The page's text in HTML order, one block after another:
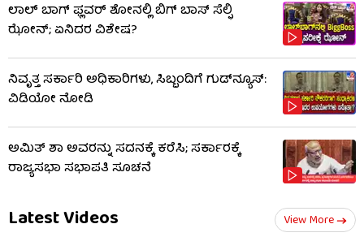
ಲಾಲ್ ಬಾಗ್ ಫ್ಲವರ್ ಶೋನಲ್ಲಿ ಬಿಗ್ ಬಾಸ್ ಸೆಲ್ಫಿ
ಝೋನ್; ಏನಿದರ ವಿಶೇಷ?
ನಿವೃತ್ತ ಸರ್ಕಾರಿ ಅಧಿಕಾರಿಗಳು, ಸಿಬ್ಬಂದಿಗೆ ಗುಡ್​ನ್ಯೂಸ್:
ವಿಡಿಯೋ ನೋಡಿ
ಅಮಿತ್ ಶಾ ಅವರನ್ನು ಸದನಕ್ಕೆ ಕರೆಸಿ; ಸರ್ಕಾರಕ್ಕೆ
ರಾಜ್ಯಸಭಾ ಸಭಾಪತಿ ಸೂಚನೆ
Latest Videos View More